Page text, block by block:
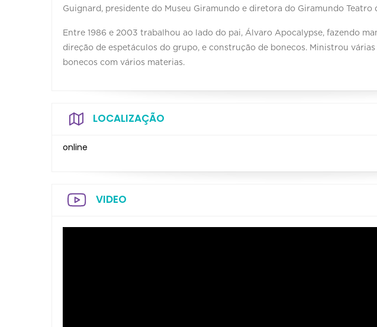
Guignard, presidente do Museu Giramundo e diretora do Giramundo Teatro
Entre 1986 e 2003 trabalhou ao lado do pai, Álvaro Apocalypse, fazendo
direção de espetáculos do grupo, e construção de bonecos. Ministrou
bonecos com vários materias.
LOCALIZAÇÃO
online
VIDEO